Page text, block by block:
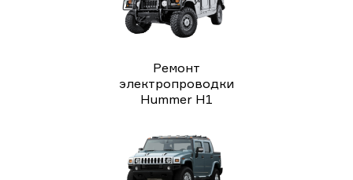
Ремонт
электропроводки
Hummer H1